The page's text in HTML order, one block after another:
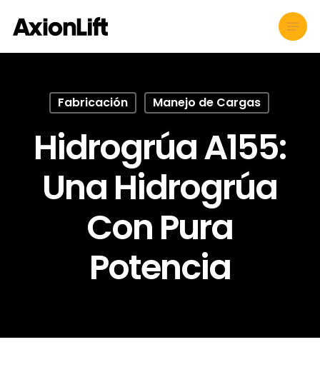
main
Menu
Fabricación Manejo de Cargas
Hidrogrúa A155:
Una Hidrogrúa
Con Pura
Potencia